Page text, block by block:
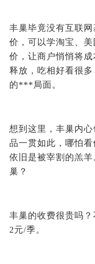
丰巢毕竟没有互联
价，可以学淘宝、
价，让商户悄悄将
释放，吃相好看很
的***局面。
想到这里，丰巢内
品一贯如此，哪怕
依旧是被宰割的羔
巢？
丰巢的收费很贵吗
2元/季。